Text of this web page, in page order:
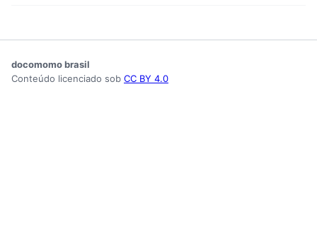
docomomo brasil
Conteúdo licenciado sob CC BY 4.0